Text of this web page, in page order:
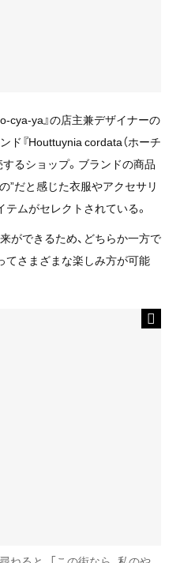
cya-ya』の店主兼デザイナーの
『Houttuynia cordata（ホーチ
するショップ。ブランドの商品
”だと感じた衣服やアクセサリ
ムがセレクトされている。
ができるため、どちらか一方で
てさまざまな楽しみ方が可能